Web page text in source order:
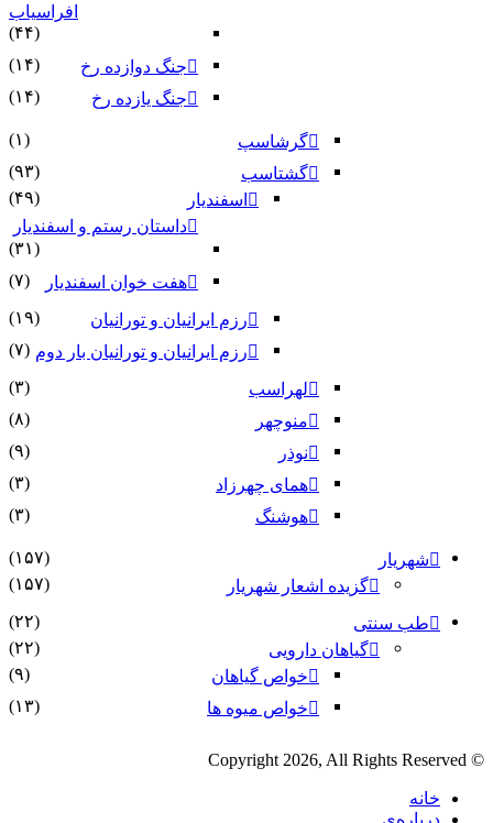
افراسیاب
(۴۴)
جنگ دوازده رخ
(۱۴)
جنگ یازده رخ
(۱۴)
گرشاسپ
(۱)
گشتاسب
(۹۳)
اسفندیار
(۴۹)
داستان رستم و اسفندیار
(۳۱)
هفت خوان اسفندیار
(۷)
رزم ایرانیان و تورانیان
(۱۹)
رزم ایرانیان و تورانیان بار دوم (۷)
لهراسب
(۳)
منوچهر
(۸)
نوذر
(۹)
هماى چهرزاد
(۳)
هوشنگ
(۳)
شهریار
(۱۵۷)
گزیده اشعار شهریار
(۱۵۷)
طب سنتی
(۲۲)
گیاهان دارویی
(۲۲)
خواص گیاهان
(۹)
خواص میوه ها
(۱۳)
© Copyright 2026, All Rights Reserved
خانه
درباره‌ی